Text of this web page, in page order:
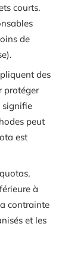
courts.
de
des
protéger
signifie
peut
est
à
contrainte
et les